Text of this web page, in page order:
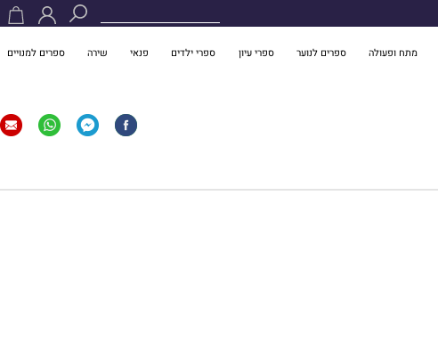
מתח ופעולה ספרים לנוער ספרי עיון ספרי ילדים פנאי שירה ספרים למנויים